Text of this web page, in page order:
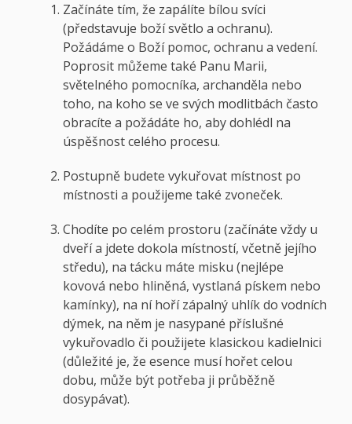
Začínáte tím, že zapálíte bílou svíci
(představuje boží světlo a ochranu).
Požádáme o Boží pomoc, ochranu a vedení.
Poprosit můžeme také Panu Marii,
světelného pomocníka, archanděla nebo
toho, na koho se ve svých modlitbách často
obracíte a požádáte ho, aby dohlédl na
úspěšnost celého procesu.
Postupně budete vykuřovat místnost po
místnosti a použijeme také zvoneček.
Chodíte po celém prostoru (začínáte vždy u
dveří a jdete dokola místností, včetně jejího
středu), na tácku máte misku (nejlépe
kovová nebo hliněná, vystlaná pískem nebo
kamínky), na ní hoří zápalný uhlík do vodních
dýmek, na něm je nasypané příslušné
vykuřovadlo či použijete klasickou kadielnici
(důležité je, že esence musí hořet celou
dobu, může být potřeba ji průběžně
dosypávat).